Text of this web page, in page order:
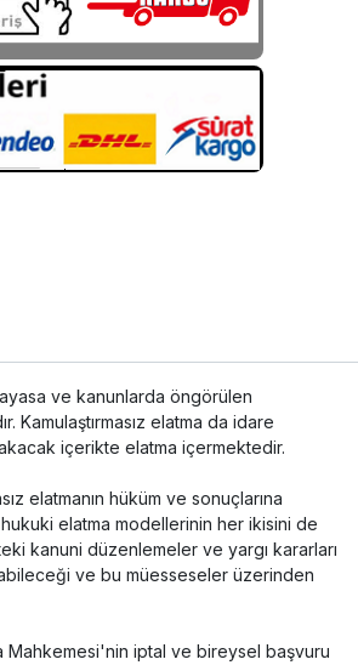
ve kanunlarda öngörülen
Kamulaştırmasız elatma da idare
içerikte elatma içermektedir.
elatmanın hüküm ve sonuçlarına
hukuki elatma modellerinin her ikisini de
kanuni düzenlemeler ve yargı kararları
ve bu müesseseler üzerinden
Mahkemesi'nin iptal ve bireysel başvuru